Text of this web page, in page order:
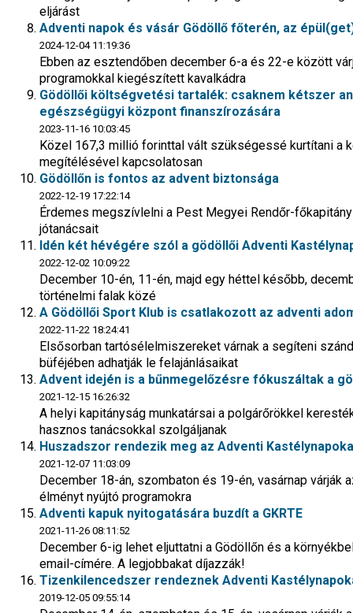
eljárást
Adventi napok és vásár Gödöllő főterén, az
2024-12-04 11:19:36
Ebben az esztendőben december 6-a és 22-e között
programokkal kiegészített kavalkádra
Gödöllői költségvetési tartalék: csaknem kétszer
egészségügyi központ finanszírozására
2023-11-16 10:03:45
Közel 167,3 millió forinttal vált szükségessé kurtítani a
megítélésével kapcsolatosan
Gödöllőn is fontos az advent biztonsága
2022-12-19 17:22:14
Érdemes megszívlelni a Pest Megyei Rendőr-
jótanácsait
Idén két hévégére szól a gödöllői Adventi
2022-12-02 10:09:22
December 10-én, 11-én, majd egy héttel később,
történelmi falak közé
A Gödöllői Sport Klub is csatlakozott az adventi
2022-11-22 18:24:41
Elsősorban tartósélelmiszereket várnak a segíteni
büféjében adhatják le felajánlásaikat
Advent idején is a bűnmegelőzésre fókuszáltak a
2021-12-15 16:26:32
A helyi kapitányság munkatársai a polgárőrökkel
hasznos tanácsokkal szolgáljanak
Huszadszor rendezik meg az Adventi
2021-12-07 11:03:09
December 18-án, szombaton és 19-én, vasárnap várják
élményt nyújtó programokra
Adventi kapuk nyitogatására buzdít a GKRTE
2021-11-26 08:11:52
December 6-ig lehet eljuttatni a Gödöllőn és a
email-címére. A legjobbakat díjazzák!
Tizenkilencedszer rendeznek Adventi
2019-12-05 09:55:14